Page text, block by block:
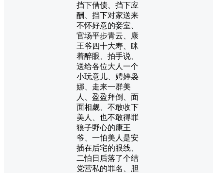
挡下借债、挡下应
酬、挡下对家送来
不怀好意的妾室、
官场平步青云、康
王爷四十大寿、眯
着醉眼、拍手说、
送给各位大人一个
小玩意儿、娉婷袅
娜、走来一群美
人、盈盈拜倒、面
面相觑、不敢收下
美人、也不敢得罪
狼子野心的康王
爷、一怕美人是安
插在后宅的眼线、
二怕日后落了个结
党营私的罪名、胆